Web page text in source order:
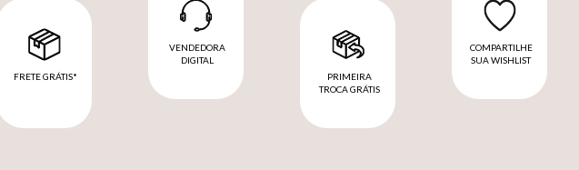
FRETE GRÁTIS*
VENDEDORA
DIGITAL
PRIMEIRA
TROCA GRÁTIS
COMPARTILHE
SUA WISHLIST